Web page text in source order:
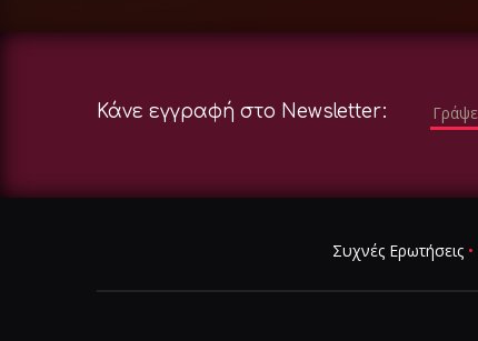
Κάνε εγγραφή στο Newsletter:
Συχνές Ερωτήσεις•